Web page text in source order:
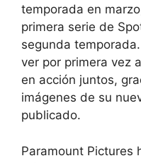
temporada en
primera serie de
segunda
ver por primera vez
en acción juntos,
imágenes de su
publicado.
Paramount Pictures